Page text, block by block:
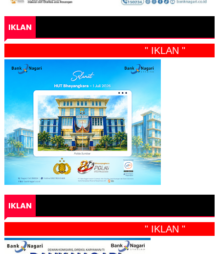
IKLAN
" IKLAN "
IKLAN
" IKLAN "